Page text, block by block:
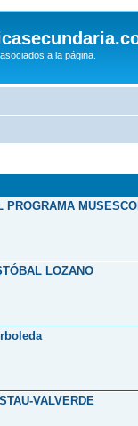
a la página.
PROGRAMA
LOZANO
VALVERDE